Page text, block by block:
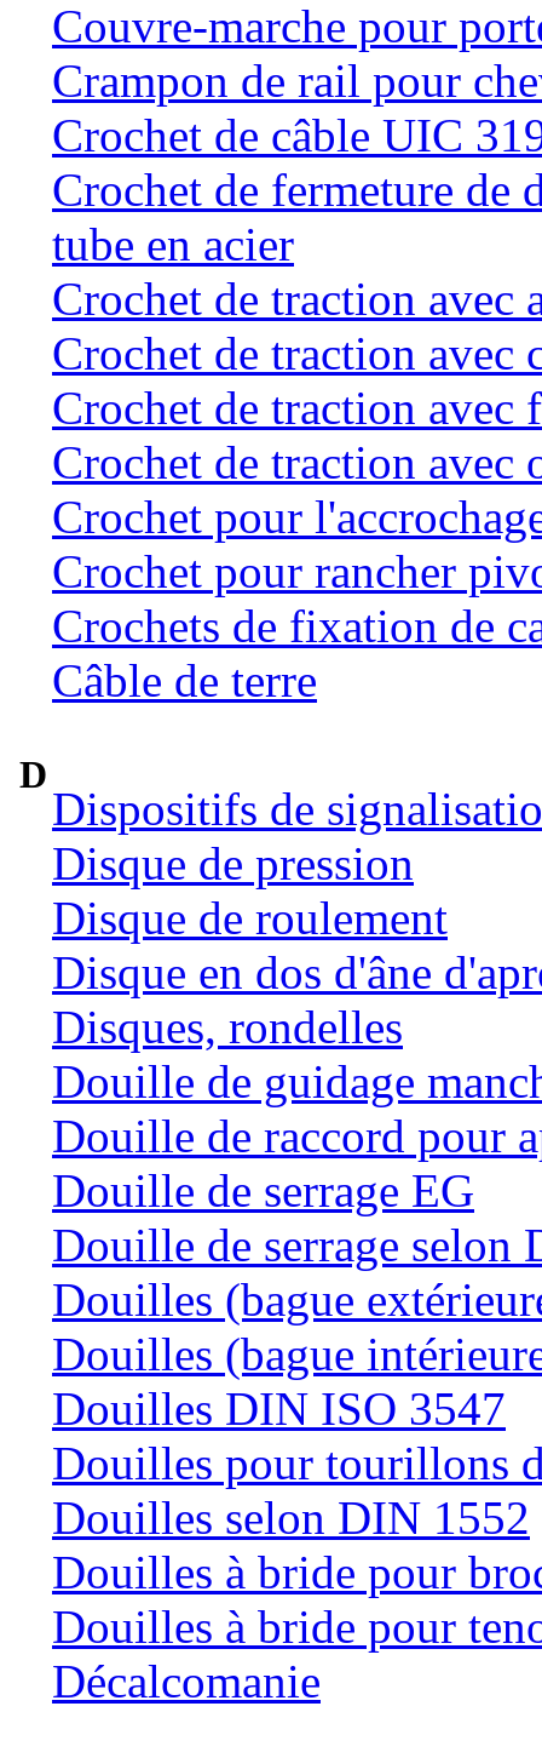
Couvre-marche pour
Crampon de rail pour
Crochet de câble UIC
Crochet de fermeture de
tube en acier
Crochet de traction avec
Crochet de traction avec
Crochet de traction avec
Crochet de traction avec
Crochet pour
Crochet pour rancher
Crochets de fixation de
Câble de terre
D
Dispositifs de
Disque de pression
Disque de roulement
Disque en dos d'âne
Disques, rondelles
Douille de guidage
Douille de raccord pour
Douille de serrage EG
Douille de serrage selon
Douilles (bague
Douilles (bague
Douilles DIN ISO 3547
Douilles pour tourillons
Douilles selon DIN 1552
Douilles à bride pour
Douilles à bride pour
Décalcomanie